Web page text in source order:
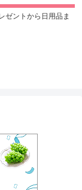
ゼントから日用品ま